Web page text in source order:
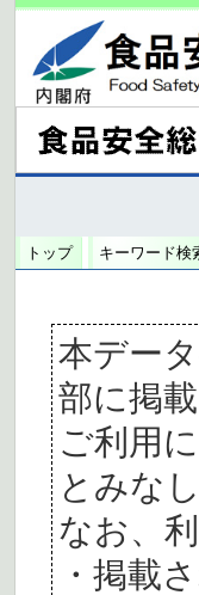
トップ キーワード検
本デー
部に掲
ご利用
とみな
なお、
・掲載